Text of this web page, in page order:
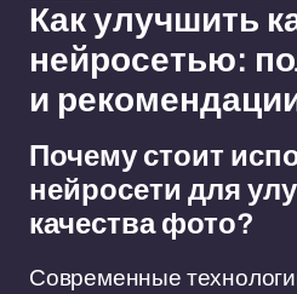
Как улучшить
нейросетью:
и
Почему стоит
нейросети для
качества фото?
Современные